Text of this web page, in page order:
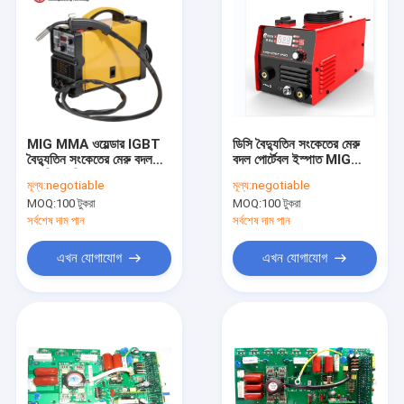
ভিডিও
MIG MMA ওয়েল্ডার IGBT
বৈদ্যুতিন সংকেতের মেরু বদল
মূল্য:negotiable
MOQ:100 টুকরা
সর্বশেষ দাম পান
এখন যোগাযোগ
ডিসি বৈদ্যুতিন সংকেতের মেরু
বদল পোর্টেবল ইস্পাত MIG
ওয়েল্ডিং মেশিন
মূল্য:negotiable
MOQ:100 টুকরা
সর্বশেষ দাম পান
এখন যোগাযোগ